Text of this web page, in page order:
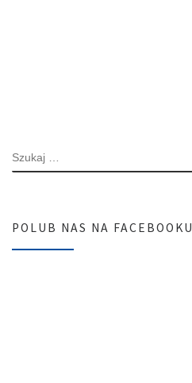
SZUKAJ
POLUB NAS NA FACEBOOKU